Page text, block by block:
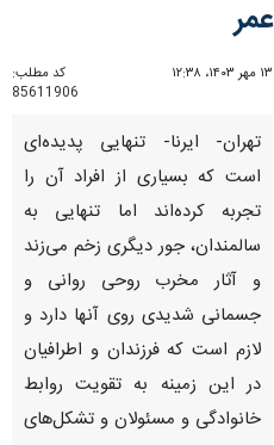
عمر
۱۳ مهر ۱۴۰۳، ۱۲:۳۸
کد مطلب:
85611906
تهران- ایرنا- تنهایی پدیده‌ای
است که بسیاری از افراد آن را
تجربه کرده‌اند اما تنهایی به
سالمندان، جور دیگری زخم می‌زند